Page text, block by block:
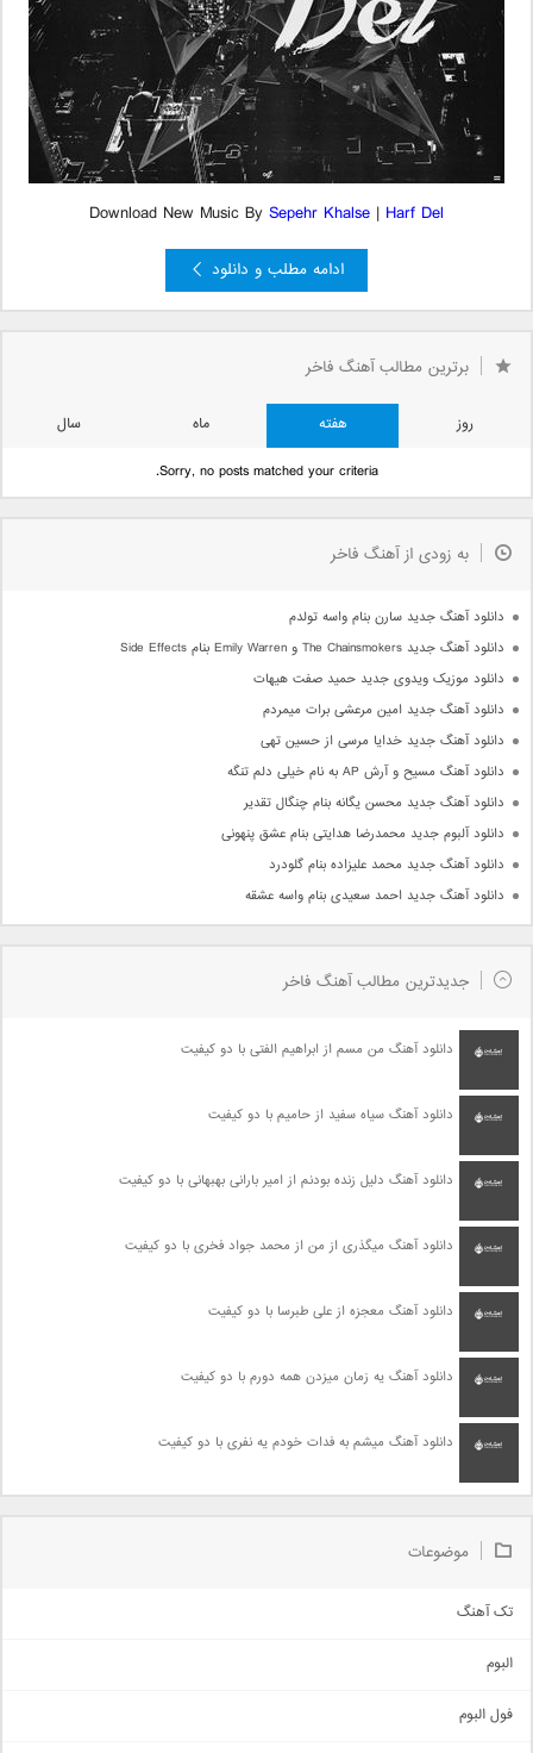
Download New Music By Sepehr Khalse | Harf Del
ادامه مطلب و دانلود
برترین مطالب آهنگ فاخر
روز هفته ماه
سال
Sorry, no posts matched your criteria.
به زودی از آهنگ فاخر
دانلود آهنگ جدید سارن بنام واسه تولدم
دانلود آهنگ جدید The Chainsmokers و Emily Warren بنام Side Effects
دانلود موزیک ویدوی جدید حمید صفت هیهات
دانلود آهنگ جدید امین مرعشی برات میمردم
دانلود آهنگ جدید خدایا مرسی از حسین تهی
دانلود آهنگ مسیح و آرش AP به نام خیلی دلم تنگه
دانلود آهنگ جدید محسن یگانه بنام چنگال تقدیر
دانلود آلبوم جدید محمدرضا هدایتی بنام عشق پنهونی
دانلود آهنگ جدید محمد علیزاده بنام گلودرد
دانلود آهنگ جدید احمد سعیدی بنام واسه عشقه
جدیدترین مطالب آهنگ فاخر
دانلود آهنگ من مسم از ابراهیم الفتی با دو کیفیت
دانلود آهنگ سیاه سفید از حامیم با دو کیفیت
دانلود آهنگ دلیل زنده بودنم از امیر بارانی بهبهانی با دو کیفیت
دانلود آهنگ میگذری از من از محمد جواد فخری با دو کیفیت
دانلود آهنگ معجزه از علی طبرسا با دو کیفیت
دانلود آهنگ یه زمان میزدن همه دورم با دو کیفیت
دانلود آهنگ میشم به فدات خودم یه نفری با دو کیفیت
موضوعات
تک آهنگ
اجتماعی
البوم
فول البوم